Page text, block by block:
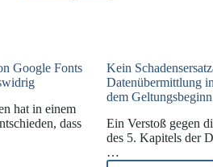
Google Fonts
hat in einem
dass
Kein
Datenübermittlung
dem
Ein Verstoß gegen
des 5. Kapitels der
…